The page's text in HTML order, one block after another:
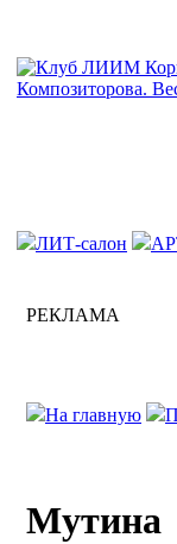
ЛИТ-салон
РЕКЛАМА
На главную
Мутина